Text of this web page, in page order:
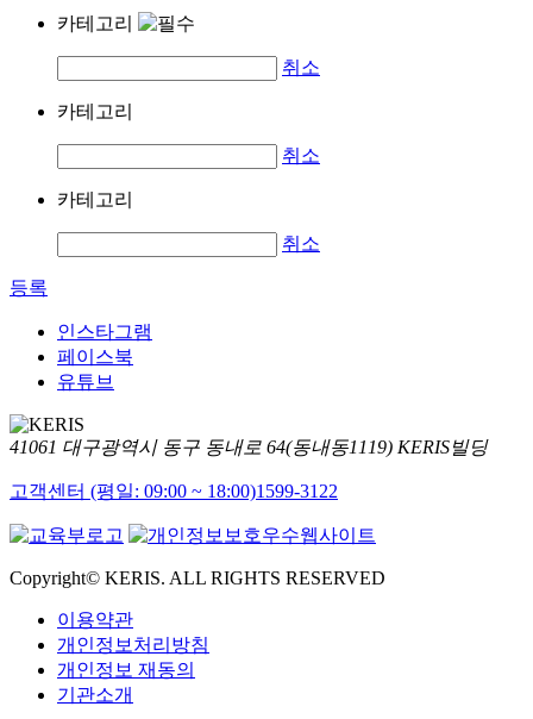
카테고리
취소
카테고리
취소
카테고리
취소
등록
인스타그램
페이스북
유튜브
41061 대구광역시 동구 동내로 64(동내동1119) KERIS빌딩
고객센터 (평일: 09:00 ~ 18:00)1599-3122
Copyright© KERIS. ALL RIGHTS RESERVED
이용약관
개인정보처리방침
개인정보 재동의
기관소개